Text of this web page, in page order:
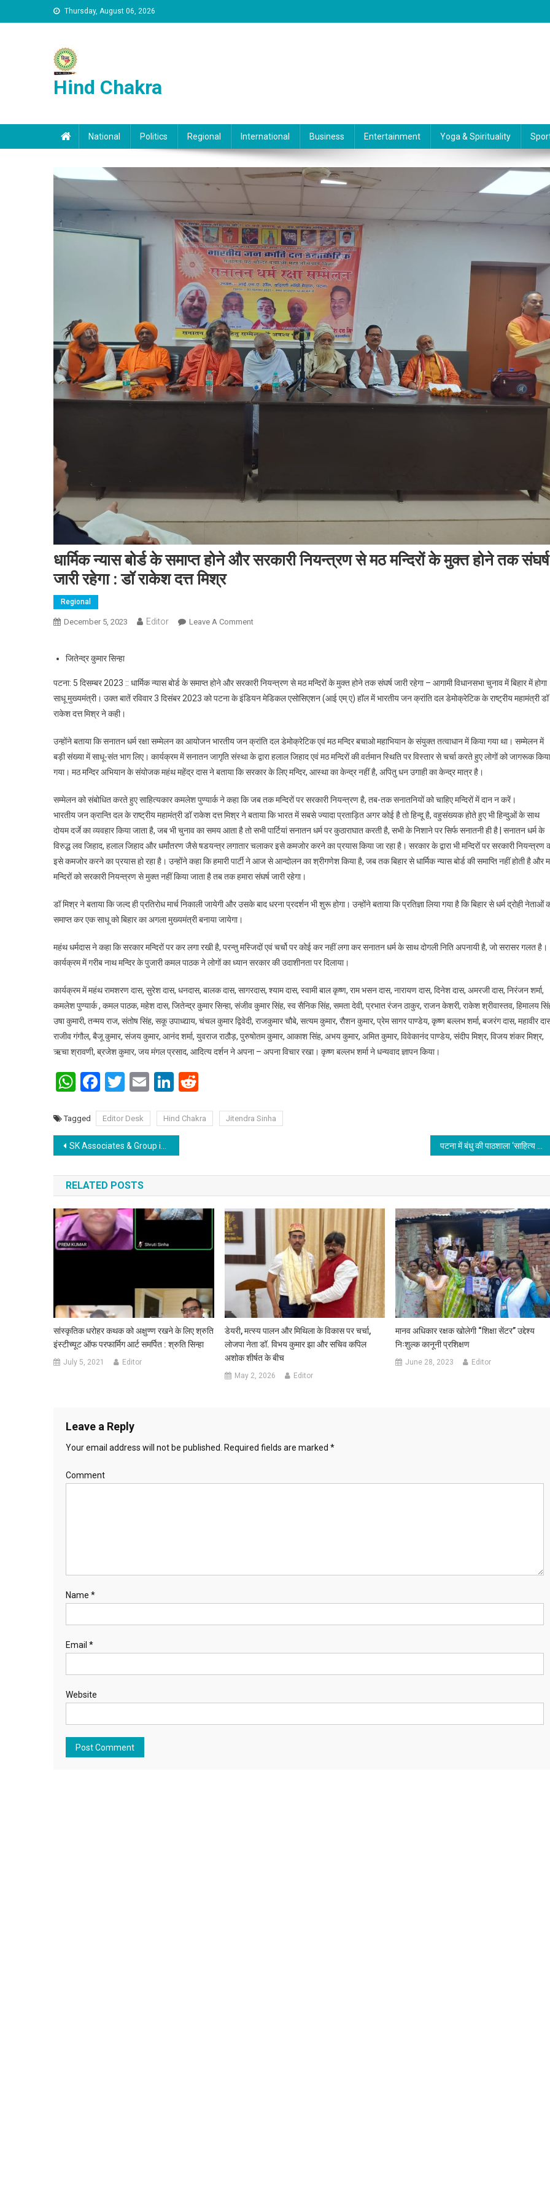
Skip to content Thursday, August 06, 2026
Hind Chakra
National Politics Regional International Business Entertainment Yoga & Spirituality
धार्मिक न्यास बोर्ड के समाप्त होने और सरकारी नियन्त्रण से मठ मन्दिरों के मुक्त होने तक संघर्ष
जारी रहेगा : डॉ राकेश दत्त मिश्र
Regional
December 5, 2023 Editor Leave A Comment
जितेन्द्र कुमार सिन्हा
पटना: 5 दिसम्बर 2023 :: धार्मिक न्यास बोर्ड के समाप्त होने और सरकारी नियन्त्रण से मठ मन्दिरों के मुक्त होने तक संघर्ष जारी रहेगा – आगामी विधानसभा चुनाव में बिहार में होगा
साधू मुख्यमंत्री। उक्त बातें रविवार 3 दिसंबर 2023 को पटना के इंडियन मेडिकल एसोसिएशन (आई एम् ए) हॉल में भारतीय जन क्रांति दल डेमोक्रेटिक के राष्ट्रीय महामंत्री डॉ
राकेश दत्त मिश्र ने कही।
उन्होंने बताया कि सनातन धर्म रक्षा सम्मेलन का आयोजन भारतीय जन क्रांति दल डेमोक्रेटिक एवं मठ मन्दिर बचाओ महाभियान के संयुक्त तत्वाधान में किया गया था। सम्मेलन में
बड़ी संख्या में साधू-संत भाग लिए। कार्यक्रम में सनातन जागृति संस्था के द्वारा हलाल जिहाद एवं मठ मन्दिरों की वर्तमान स्थिति पर विस्तार से चर्चा करते हुए लोगों को जागरूक किया
गया। मठ मन्दिर अभियान के संयोजक महंथ महेंद्र दास ने बताया कि सरकार के लिए मन्दिर, आस्था का केन्द्र नहीं है, अपितु धन उगाही का केन्द्र मात्र है।
सम्मेलन को संबोधित करते हुए साहित्यकार कमलेश पुण्यार्क ने कहा कि जब तक मन्दिरों पर सरकारी नियन्त्रण है, तब-तक सनातनियों को चाहिए मन्दिरों में दान न करें।
भारतीय जन क्रान्ति दल के राष्ट्रीय महामंत्री डॉ राकेश दत्त मिश्र ने बताया कि भारत में सबसे ज्यादा प्रताड़ित अगर कोई है तो हिन्दू है, वहुसंख्यक होते हुए भी हिन्दुओं के साथ
दोयम दर्जे का व्यवहार किया जाता है, जब भी चुनाव का समय आता है तो सभी पार्टियां सनातन धर्म पर कुठाराघात करती है, सभी के निशाने पर सिर्फ सनातनी ही है | सनातन धर्म के
विरुद्ध लव जिहाद, हलाल जिहाद और धर्मांतरण जैसे षडयन्त्र लगातार चलाकर इसे कमजोर करने का प्रयास किया जा रहा है। सरकार के द्वारा भी मन्दिरों पर सरकारी नियन्त्रण
इसे कमजोर करने का प्रयास हो रहा है। उन्होंने कहा कि हमारी पार्टी ने आज से आन्दोलन का श्रीगणेश किया है, जब तक बिहार से धार्मिक न्यास बोर्ड की समाप्ति नहीं होती है और
मन्दिरों को सरकारी नियन्त्रण से मुक्त नहीं किया जाता है तब तक हमारा संघर्ष जारी रहेगा।
डॉ मिश्र ने बताया कि जल्द ही प्रतिरोध मार्च निकाली जायेगी और उसके बाद धरना प्रदर्शन भी शुरू होगा। उन्होंने बताया कि प्रतिज्ञा लिया गया है कि बिहार से धर्म द्रोही नेताओं
समाप्त कर एक साधू को बिहार का अगला मुख्यमंत्री बनाया जायेगा।
महंथ धर्मदास ने कहा कि सरकार मन्दिरों पर कर लगा रखी है, परन्तु मस्जिदों एवं चर्चो पर कोई कर नहीं लगा कर सनातन धर्म के साथ दोगली निति अपनायी है, जो सरासर गलत है।
कार्यक्रम में गरीब नाथ मन्दिर के पुजारी कमल पाठक ने लोगों का ध्यान सरकार की उदाशीनता पर दिलाया।
कार्यक्रम में महंथ रामशरण दास, सुरेश दास, धनदास, बालक दास, सागरदास, श्याम दास, स्वामी बाल कृष्ण, राम भसन दास, नारायण दास, दिनेश दास, अमरजी दास, निरंजन शर्मा,
कमलेश पुण्यार्क , कमल पाठक, महेश दास, जितेन्द्र कुमार सिन्हा, संजीव कुमार सिंह, स्व सैनिक सिंह, समता देवी, प्रभात रंजन ठाकुर, राजन केशरी, राकेश श्रीवास्तव, हिमालय
उषा कुमारी, तन्मय राज, संतोष सिंह, सकू उपाध्द्याय, चंचल कुमार द्विवेदी, राजकुमार चौबे, सत्यम कुमार, रौशन कुमार, प्रेम सागर पाण्डेय, कृष्ण बल्लभ शर्मा, बजरंग दास, महावीर
राजीव गंगौल, बैजू कुमार, संजय कुमार, आनंद शर्मा, युवराज राठौड़, पुरुषोतम कुमार, आकाश सिंह, अभय कुमार, अमित कुमार, विवेकानंद पाण्डेय, संदीप मिश्र, विजय शंकर मिश्र,
ऋचा श्रावणी, ब्रजेश कुमार, जय मंगल प्रसाद, आदित्य दर्शन ने अपना – अपना विचार रखा। कृष्ण बल्लभ शर्मा ने धन्यवाद ज्ञापन किया।
WhatsApp
Facebook
Twitter
EmailLinkedIn
Tagged Editor Desk Hind Chakra Jitendra Sinha
Post navigation
SK Associates & Group is set to organise International Conference on “How To Advertise Effectively On A Tight Budget As An Entrepreneur” from Dec15 पटना में बंधु की पाठशाला ‘साहित्य महाकुंभ’ एवं ‘बिहार गौरव सम्मान’ का आयोजन
RELATED POSTS
सांस्कृतिक धरोहर कथक को अक्षुण्ण रखने के लिए श्रुति
इंस्टीच्यूट ऑफ परफार्मिग आर्ट समर्पित : श्रुति सिन्हा
July 5, 2021 Editor
डेयरी, मत्स्य पालन और मिथिला के विकास पर चर्चा,
लोजपा नेता डॉ. विभय कुमार झा और सचिव कपिल
अशोक शीर्षत के बीच
May 2, 2026 Editor
मानव अधिकार रक्षक खोलेगी “शिक्षा सेंटर” उद्देश्य
निःशुल्क कानूनी प्रशिक्षण
June 28, 2023 Editor
Leave a Reply
Your email address will not be published. Required fields are marked *
Comment
Name *
Email *
Website